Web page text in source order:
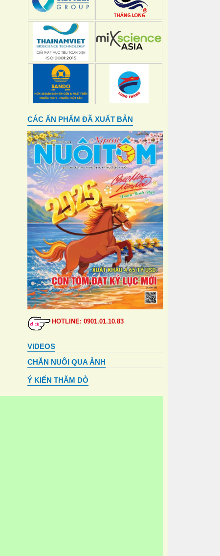
CÁC ẤN PHẨM ĐÃ XUẤT BẢN
HOTLINE: 0901.01.10.83
VIDEOS
CHĂN NUÔI QUA ẢNH
Ý KIẾN THĂM DÒ